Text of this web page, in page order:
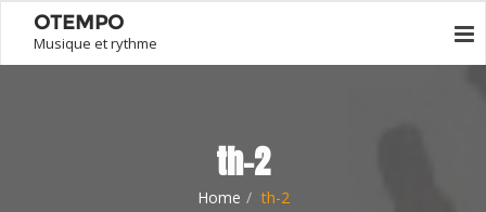
OTEMPO
Musique et rythme
th-2
Home th-2